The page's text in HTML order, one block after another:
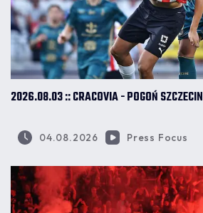
2026.08.03 :: CRACOVIA - POGOŃ
04.08.2026 Press Focus